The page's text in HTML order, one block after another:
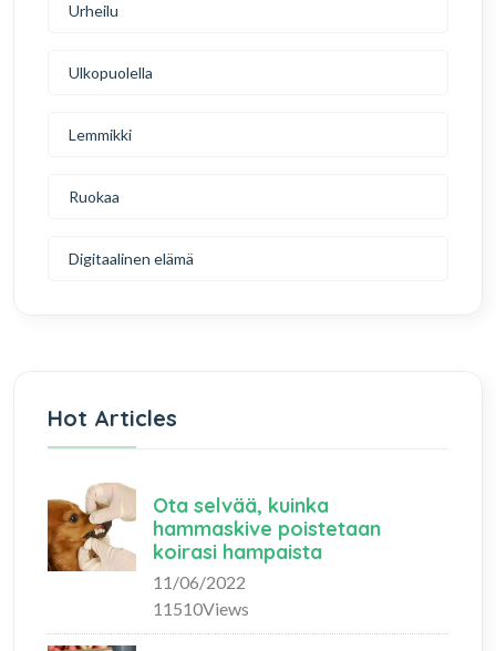
Urheilu
Ulkopuolella
Lemmikki
Ruokaa
Digitaalinen elämä
Hot Articles
Ota selvää, kuinka
hammaskive poistetaan
koirasi hampaista
11/06/2022
11510Views